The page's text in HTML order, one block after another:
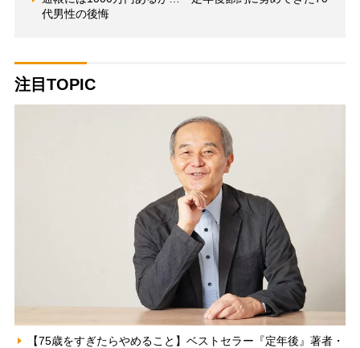
代男性の後悔
注目TOPIC
【75歳をすぎたらやめること】ベストセラー『定年後』著者・